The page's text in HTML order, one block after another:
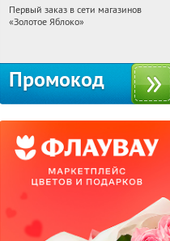
16:42:36
Получи первым!
Первый заказ в сети магазинов
«Золотое Яблоко»
Промокод